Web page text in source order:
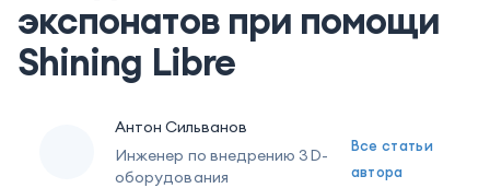
экспонатов при помощи
Shining Libre
Антон Сильванов
Инженер по внедрению 3D-
оборудования
Все статьи
автора